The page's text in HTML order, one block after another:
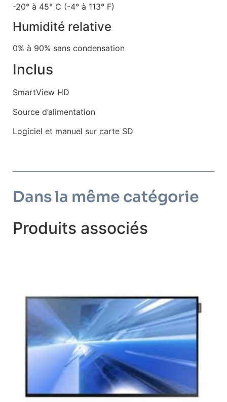
-20° à 45° C (-4° à 113° F)
Humidité relative
0% à 90% sans condensation
Inclus
SmartView HD
Source d’alimentation
Logiciel et manuel sur carte SD
Dans la même catégorie
Produits associés